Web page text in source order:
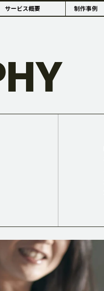
サービス概要 制作事例
BRANDING